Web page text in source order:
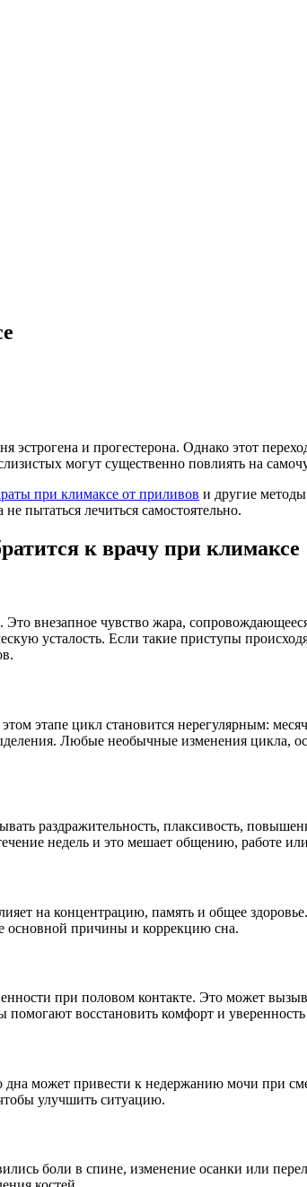
и прогестерона. Однако этот
могут существенно повлиять на
при климаксе от приливов и другие
пытаться лечиться самостоятельно.
к врачу при климаксе
внезапное чувство жара,
усталость. Если такие приступы
этапе цикл становится нерегулярным:
Любые необычные изменения цикла,
раздражительность, плаксивость,
недель и это мешает общению, работе
на концентрацию, память и общее
основной причины и коррекцию сна.
при половом контакте. Это может
восстановить комфорт и уверенность
может привести к недержанию мочи при
улучшить ситуацию.
боли в спине, изменение осанки или